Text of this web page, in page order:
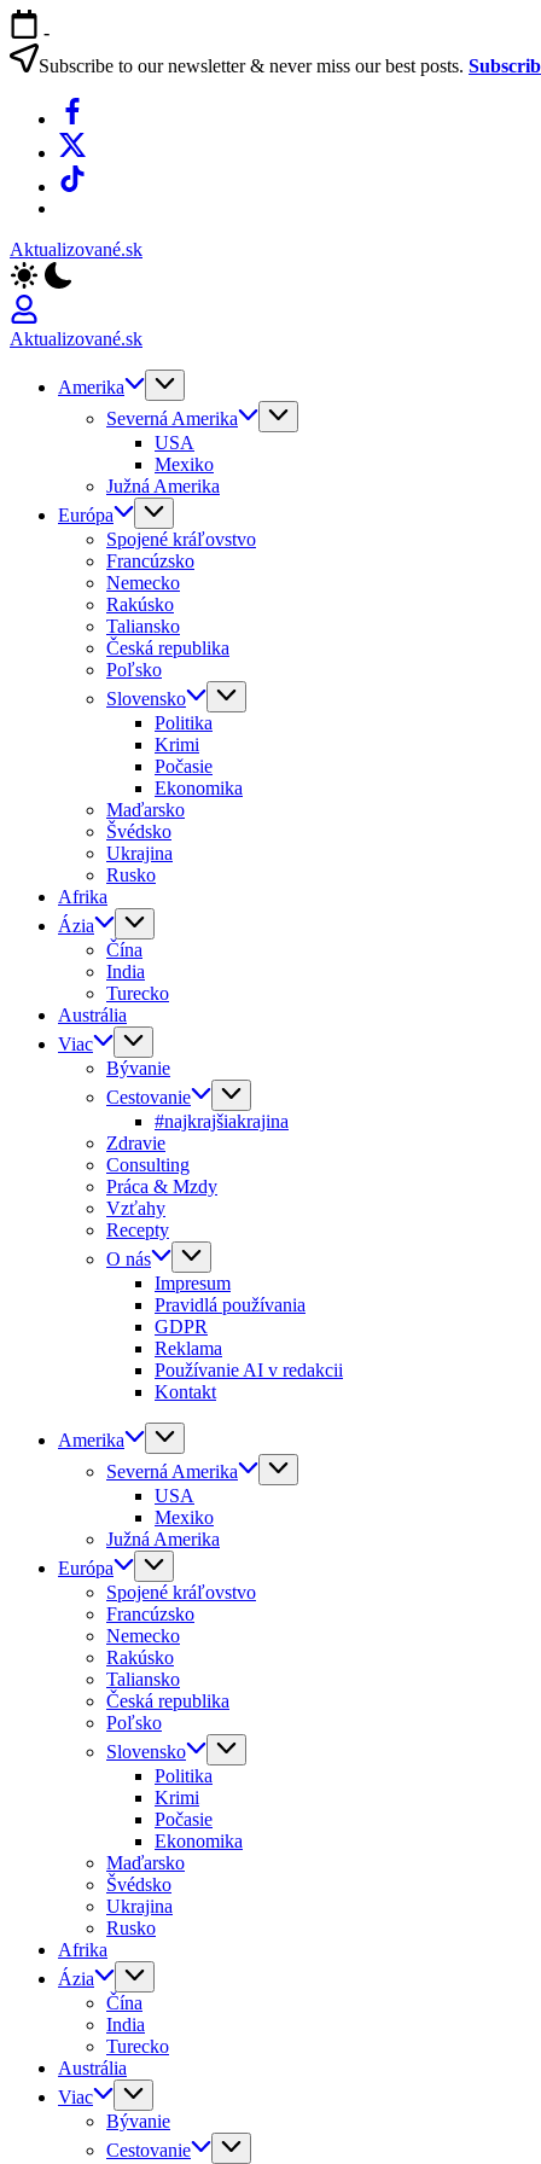
Skip
to
content
-
Subscribe to our newsletter & never miss our best posts.
Facebook
X
TikTok
Aktualizované.sk
Aktualizované.sk
Amerika
Severná Amerika
USA
Mexiko
Južná Amerika
Európa
Spojené kráľovstvo
Francúzsko
Nemecko
Rakúsko
Taliansko
Česká republika
Poľsko
Slovensko
Politika
Krimi
Počasie
Ekonomika
Maďarsko
Švédsko
Ukrajina
Rusko
Afrika
Ázia
Čína
India
Turecko
Austrália
Viac
Bývanie
Cestovanie
#najkrajšiakrajina
Zdravie
Consulting
Práca & Mzdy
Vzťahy
Recepty
O nás
Impresum
Pravidlá používania
GDPR
Reklama
Používanie AI v redakcii
Kontakt
Amerika
Severná Amerika
USA
Mexiko
Južná Amerika
Európa
Spojené kráľovstvo
Francúzsko
Nemecko
Rakúsko
Taliansko
Česká republika
Poľsko
Slovensko
Politika
Krimi
Počasie
Ekonomika
Maďarsko
Švédsko
Ukrajina
Rusko
Afrika
Ázia
Čína
India
Turecko
Austrália
Viac
Bývanie
Cestovanie